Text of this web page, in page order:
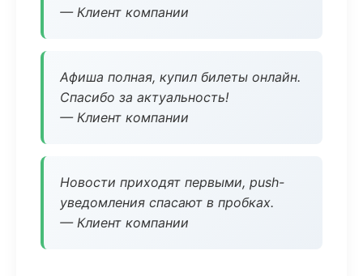
— Клиент компании
Афиша полная, купил билеты онлайн.
Спасибо за актуальность!
— Клиент компании
Новости приходят первыми, push-
уведомления спасают в пробках.
— Клиент компании